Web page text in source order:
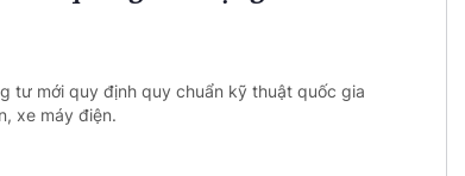
tư mới quy định quy chuẩn kỹ thuật quốc gia
xe máy điện.